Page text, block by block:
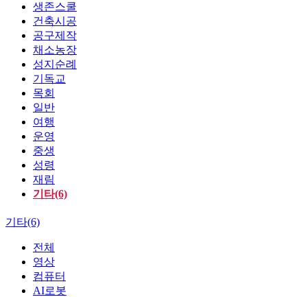
생존스쿨
건축시공
공구제작
채소농장
성지순례
기독교
목회
일반
여행
운영
중생
성령
재림
기타(6)
기타(6)
전체
영상
컴퓨터
AI로봇